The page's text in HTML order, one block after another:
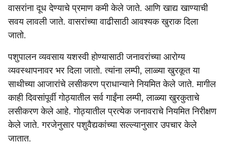
वासरांना दूध देण्याचे प्रमाण कमी केले जाते. आणि खाद्य खाण्याची
सवय लावली जाते. वासरांच्या वाढीसाठी आवश्यक खुराक दिला
जातो.
पशुपालन व्यवसाय यशस्वी होण्यासाठी जनावरांच्या आरोग्य
व्यवस्थापनावर भर दिला जातो. त्यांना लम्पी, लाळ्या खुरकूत या
साथीच्या आजारांचे लसीकरण प्राधान्याने नियमित केले जाते. मागील
काही दिवसांपूर्वी गोठ्यातील सर्व गाईंना लम्पी, लाळ्या खुरकुताचे
लसीकरण केले आहे. गोठ्यातील प्रत्येक जनावराचे नियमित निरीक्षण
केले जाते. गरजेनुसार पशुवैद्यकांच्या सल्ल्यानुसार उपचार केले
जातात.